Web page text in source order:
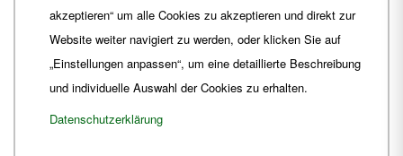
akzeptieren“ um alle Cookies zu akzeptieren und direkt zur
Website weiter navigiert zu werden, oder klicken Sie auf
„Einstellungen anpassen“, um eine detaillierte Beschreibung
und individuelle Auswahl der Cookies zu erhalten.
Datenschutzerklärung